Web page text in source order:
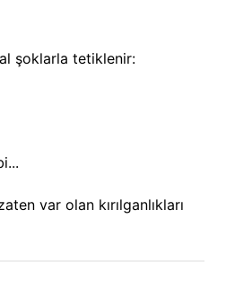
şoklarla tetiklenir:
var olan kırılganlıkları